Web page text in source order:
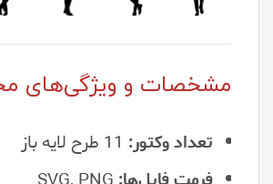
مشخصات و ویژگی‌های
تعداد وکتور: